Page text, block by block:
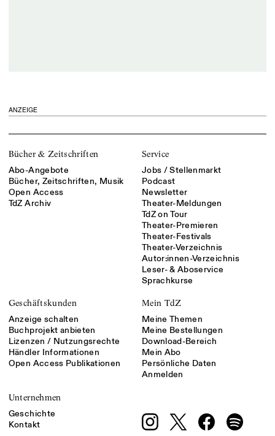
ANZEIGE
Bücher & Zeitschriften
Abo-Angebote
Bücher, Zeitschriften, Musik
Open Access
TdZ Archiv
Service
Jobs / Stellenmarkt
Podcast
Newsletter
Theater-Meldungen
TdZ on Tour
Theater-Premieren
Theater-Festivals
Theater-Verzeichnis
Autor:innen-Verzeichnis
Leser- & Aboservice
Sprachkurse
Geschäftskunden
Anzeige schalten
Buchprojekt anbieten
Lizenzen / Nutzungsrechte
Händler Informationen
Open Access Publikationen
Mein TdZ
Meine Themen
Meine Bestellungen
Download-Bereich
Mein Abo
Persönliche Daten
Anmelden
Unternehmen
Geschichte
Kontakt